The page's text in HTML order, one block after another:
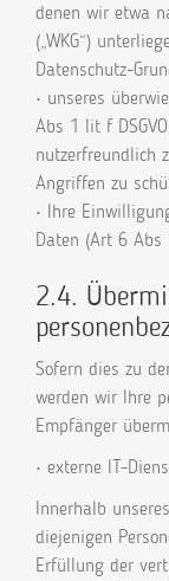
denen wir etwa
(„WKG“)
Datenschutz-
• unseres
Abs 1 lit f
nutzerfreundlich
Angriffen zu
• Ihre
Daten (Art 6
2.4.
Sofern dies zu
werden wir Ihre
Empfänger
• externe IT-
Innerhalb
diejenigen
Erfüllung der